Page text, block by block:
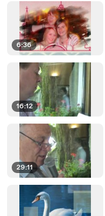
6:36
16:12
29:11